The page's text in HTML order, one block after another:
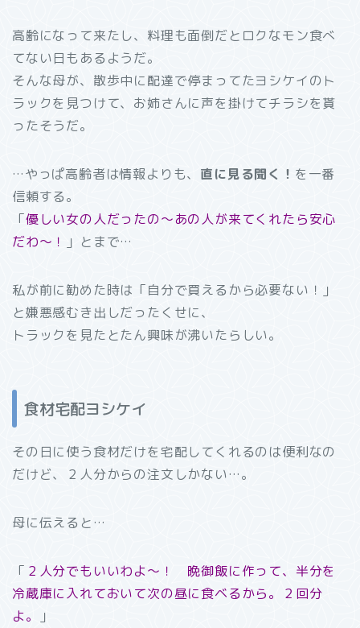
高齢になって来たし、料理も面倒だとロクなモン食べ
てない日もあるようだ。
そんな母が、散歩中に配達で停まってたヨシケイのト
ラックを見つけて、お姉さんに声を掛けてチラシを貰
ったそうだ。
…やっぱ高齢者は情報よりも、 直に見る聞く！ を一番
信頼する。
「優しい女の人だったの～あの人が来てくれたら安心
だわ～！
」とまで…
私が前に勧めた時は「自分で買えるから必要ない！」
と嫌悪感むき出しだったくせに、
トラックを見たとたん興味が沸いたらしい。
食材宅配ヨシケイ
その日に使う食材だけを宅配してくれるのは便利なの
だけど、２人分からの注文しかない…。
母に伝えると…
「 ２人分でもいいわよ～！ 晩御飯に作って、半分を
冷蔵庫に入れておいて次の昼に食ベるから。２回分
よ。
」